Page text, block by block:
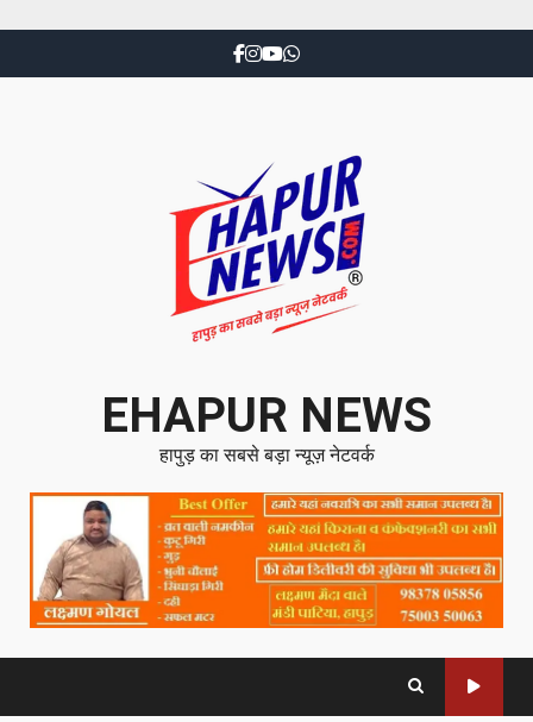
EHAPUR NEWS
हापुड़ का सबसे बड़ा न्यूज़ नेटवर्क